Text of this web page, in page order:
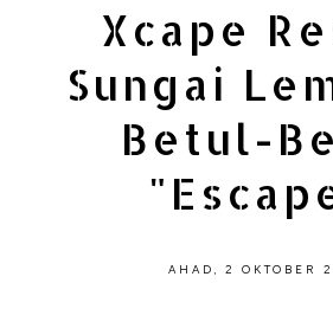
Xcape
Sungai
Betul-
AHAD, 2 OKTOBER